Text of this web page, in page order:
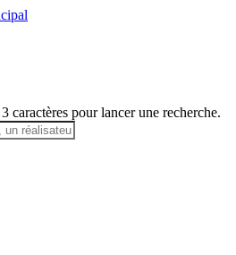
caractères pour lancer une recherche.